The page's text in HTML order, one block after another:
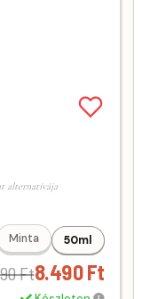
alternatívája
Minta 50ml
Ft8.490 Ft